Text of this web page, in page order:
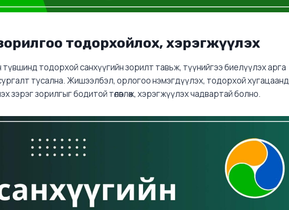
тодорхойлох, хэрэгжүүлэх
тодорхой санхүүгийн зорилт тавьж, түүнийгээ биелүүлэх арга
тусална. Жишээлбэл, орлогоо нэмэгдүүлэх, тодорхой хугацаанд
зэрэг зорилгыг бодитой төлөвлөж, хэрэгжүүлэх чадвартай болно.